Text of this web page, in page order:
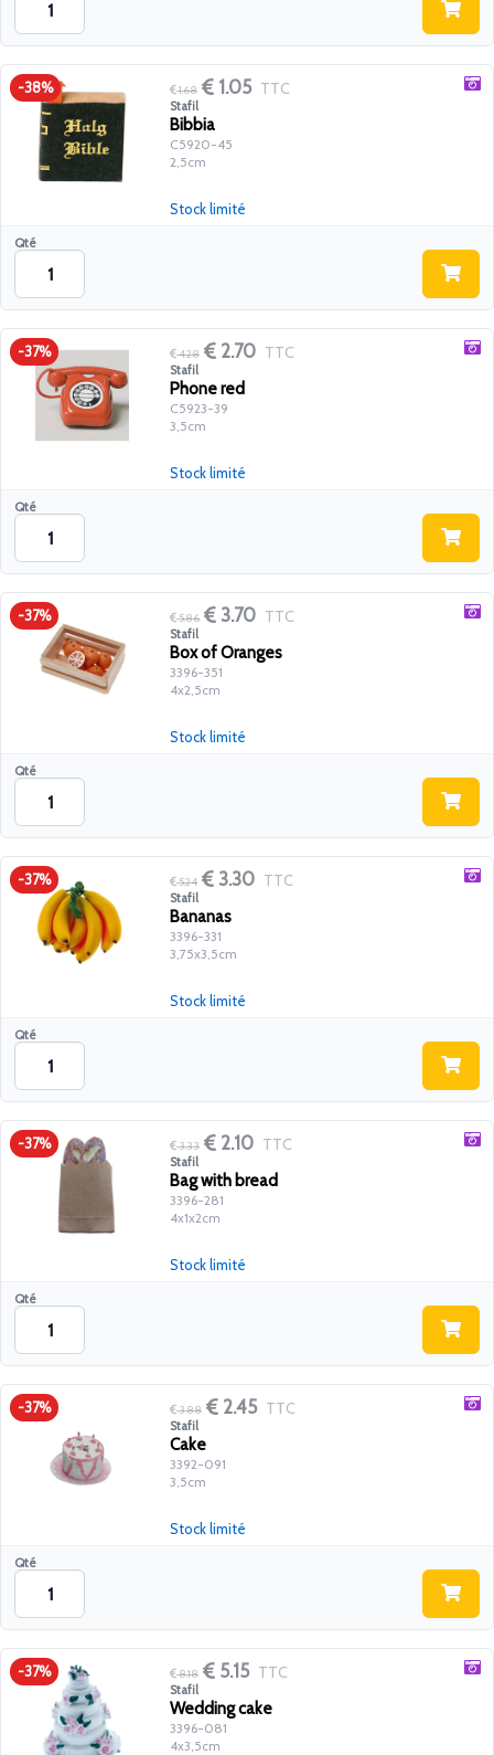
-38% 1.68 1.05 TTC
Stafil
Bibbia
C5920-45
2,5cm
Qté
Stock limité
-37% 4.28 2.70 TTC
Stafil
Phone red
C5923-39
3,5cm
Qté
Stock limité
-37% 5.86 3.70 TTC
Stafil
Box of Oranges
3396-351
4x2,5cm
Qté
Stock limité
-37% 5.24 3.30 TTC
Stafil
Bananas
3396-331
3,75x3,5cm
Qté
Stock limité
-37% 3.33 2.10 TTC
Stafil
Bag with bread
3396-281
4x1x2cm
Qté
Stock limité
-37% 3.88 2.45 TTC
Stafil
Cake
3392-091
3,5cm
Qté
Stock limité
-37% 8.18 5.15 TTC
Stafil
Wedding cake
3396-081
4x3,5cm